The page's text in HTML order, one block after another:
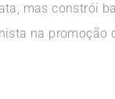
mas constrói
na promoção